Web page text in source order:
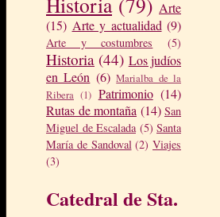
Arte
(15) Arte y actualidad (9)
Arte y costumbres (5)
Historia (44) Los judíos
en León (6) Marialba de la
Ribera (1) Patrimonio (14)
Rutas de montaña (14) San
Miguel de Escalada (5) Santa
María de Sandoval (2) Viajes
(3)
Catedral de Sta.